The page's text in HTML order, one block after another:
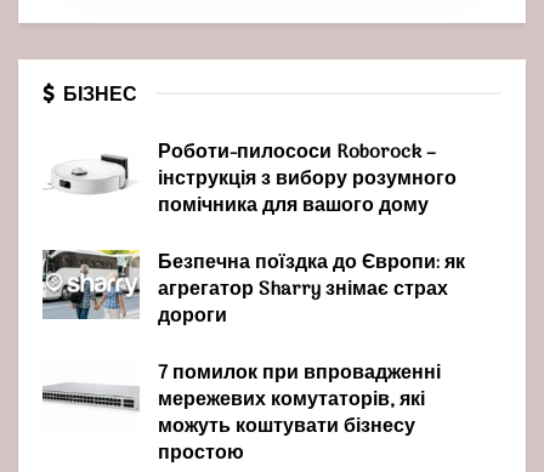
БІЗНЕС
Роботи-пилососи Roborock –
інструкція з вибору розумного
помічника для вашого дому
Безпечна поїздка до Європи: як
агрегатор Sharry знімає страх
дороги
7 помилок при впровадженні
мережевих комутаторів, які
можуть коштувати бізнесу
простою